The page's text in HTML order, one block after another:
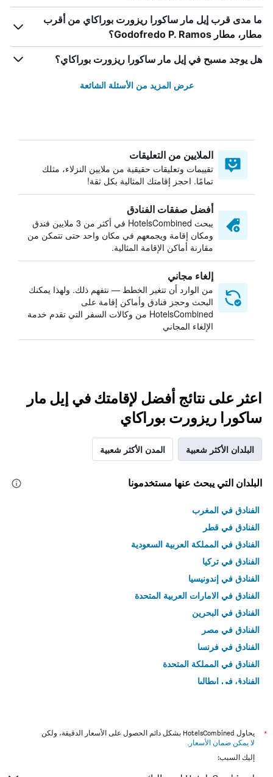
ما مدى قرب إيل مار ساكورا ريزورت بوراكاي من أقرب
مطار، مطار Godofredo P. Ramos؟
هل يوجد مسبح في إيل مار ساكورا ريزورت بوراكاي؟
عرض المزيد من الأسئلة الشائعة
الملايين من التعليقات
تقييمات وتعليقات حقيقية من ملايين النزلاء، مثلك
تمامًا. احجز إقامتك المثالية بكل ثقة!
أفضل صفقات الفنادق
يبحث HotelsCombined في أكثر من 3 ملايين فندق
ومكان إقامة ويجمعهم في مكان واحد حتى تتمكن من
مقارنة أماكن الإقامة المثالية.
إلغاء مجاني
من الوارد أن تتغير الخطط — نتفهم ذلك. ولهذا يمكنك
البحث وحجز فنادق وأماكن إقامة على
HotelsCombined من وكالات السفر التي تقدم خدمة
الإلغاء المجاني
اعثر على نتائج أفضل لإقامتك في إيل مار
ساكورا ريزورت بوراكاي
البلدان الأكثر شعبية المدن الأكثر شعبية
البلدان التي يبحث عنها مستخدمونا
الفنادق في المغرب
الفنادق في قطر
الفنادق في المملكة العربية السعودية
الفنادق في تركيا
الفنادق في إندونيسيا
الفنادق في الامارات العربية المتحدة
الفنادق في البحرين
الفنادق في مصر
الفنادق في فرنسا
الفنادق في المملكة المتحدة
الفنادق في إيطاليا
*
يحاول HotelsCombined بشكل دائم الحصول على الأسعار الدقيقة، ولكن
لا يمكن ضمان الأسعار .
إليك السبب: